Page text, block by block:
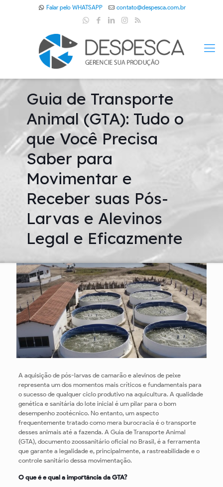
Falar pelo WHATSAPP contato@despesca.com.br
Guia de Transporte
Animal (GTA): Tudo o
que Você Precisa
Saber para
Movimentar e
Receber suas Pós-
Larvas e Alevinos
Legal e Eficazmente
A aquisição de pós-larvas de camarão e alevinos de peixe
representa um dos momentos mais críticos e fundamentais para
o sucesso de qualquer ciclo produtivo na aquicultura. A qualidade
genética e sanitária do lote inicial é um pilar para o bom
desempenho zootécnico. No entanto, um aspecto
frequentemente tratado como mera burocracia é o transporte
desses animais até a fazenda. A Guia de Transporte Animal
(GTA), documento zoossanitário oficial no Brasil, é a ferramenta
que garante a legalidade e, principalmente, a rastreabilidade e o
controle sanitário dessa movimentação.
O que é e qual a importância da GTA?